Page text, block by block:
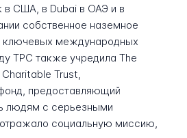
в США, в Dubai в ОАЭ и в
собственное наземное
ключевых международных
TPC также учредила The
Trust,
предоставляющий
людям с серьезными
социальную миссию,